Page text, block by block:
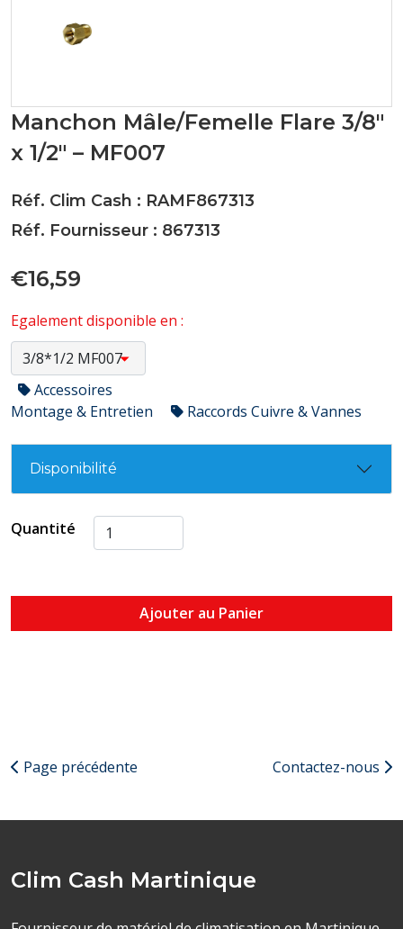
Manchon Mâle/Femelle Flare 3/8"
x 1/2" – MF007
Réf. Clim Cash : RAMF867313
Réf. Fournisseur : 867313
€16,59
Egalement disponible en :
Accessoires
Montage & Entretien
Raccords Cuivre & Vannes
Disponibilité
Quantité
Ajouter au Panier
Page précédente Contactez-nous
Clim Cash Martinique